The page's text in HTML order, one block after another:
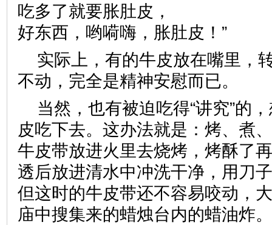
吃多了就要胀肚皮，
好东西，哟嗬嗨，胀肚皮！”
实际上，有的牛皮放在嘴里，
不动，完全是精神安慰而已。
当然，也有被迫吃得“讲究”的
皮吃下去。这办法就是：烤、煮
牛皮带放进火里去烧烤，烤酥了
透后放进清水中冲洗干净，用刀
但这时的牛皮带还不容易咬动，
庙中搜集来的蜡烛台内的蜡油炸